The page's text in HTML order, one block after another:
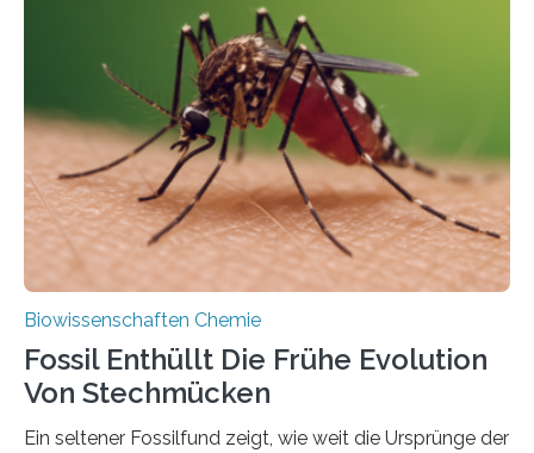
Grünalgen, die vor Hunderten von Millionen Jahren
lebten. Unter den Vorfahren sticht eine Gruppe heraus,
die noch heute in der Natur vorkommt: die
Süßwasseralge Coleochaetophyceae. Einige Arten
dieser Gruppe bilden aus Zellfäden dichte Geflechte
mit scheibenförmiger Gestalt. Was auffällig ist: Die
nächsten…
Biowissenschaften Chemie
Fossil Enthüllt Die Frühe Evolution
Von Stechmücken
Ein seltener Fossilfund zeigt, wie weit die Ursprünge der